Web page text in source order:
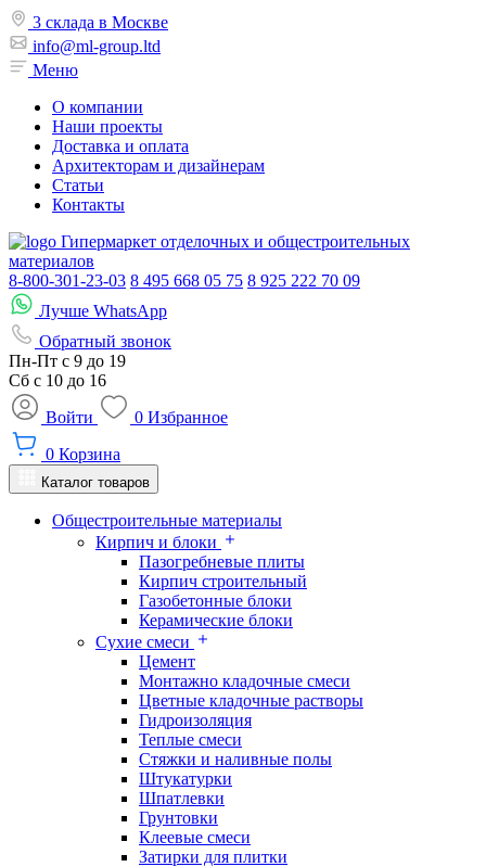
3 склада в Москве
info@ml-group.ltd
Меню
О компании
Наши проекты
Доставка и оплата
Архитекторам и дизайнерам
Статьи
Контакты
Гипермаркет отделочных и общестроительных
материалов
8-800-301-23-03 8 495 668 05 75 8 925 222 70 09
Лучше WhatsApp
Обратный звонок
Пн-Пт с 9 до 19
Сб с 10 до 16
Войти
0 Избранное
0 Корзина
Каталог товаров
Общестроительные материалы
Кирпич и блоки
Пазогребневые плиты
Кирпич строительный
Газобетонные блоки
Керамические блоки
Сухие смеси
Цемент
Монтажно кладочные смеси
Цветные кладочные растворы
Гидроизоляция
Теплые смеси
Стяжки и наливные полы
Штукатурки
Шпатлевки
Грунтовки
Клеевые смеси
Затирки для плитки